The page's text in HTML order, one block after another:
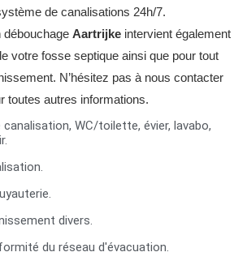
de canalisations 24h/7.
débouchage Aartrijke intervient également
votre fosse septique ainsi que pour tout
N’hésitez pas à nous contacter
toutes autres informations.
canalisation, WC/toilette, évier, lavabo,
divers.
du réseau d'évacuation.